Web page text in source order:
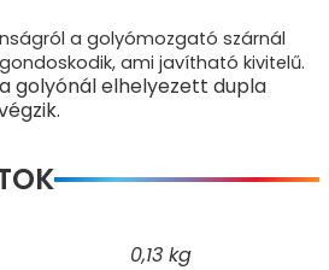
a golyómozgató szárnál
ami javítható kivitelű.
golyónál elhelyezett dupla
0,13 kg